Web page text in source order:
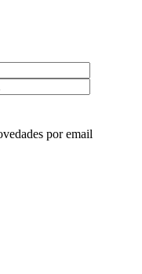
por email